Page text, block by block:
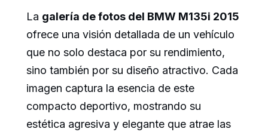
La galería de fotos del BMW M135i 2015
ofrece una visión detallada de un vehículo
que no solo destaca por su rendimiento,
sino también por su diseño atractivo. Cada
imagen captura la esencia de este
compacto deportivo, mostrando su
estética agresiva y elegante que atrae las